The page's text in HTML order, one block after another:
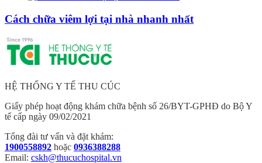
Cách chữa viêm lợi tại nhà nhanh nhất
HỆ THỐNG Y TẾ THU CÚC
Giấy phép hoạt động khám chữa bệnh số 26/BYT-GPHĐ do Bộ Y
tế cấp ngày 09/02/2021
Tổng đài tư vấn và đặt khám:
1900558892 hoặc 0936388288
Email: cskh@thucuchospital.vn